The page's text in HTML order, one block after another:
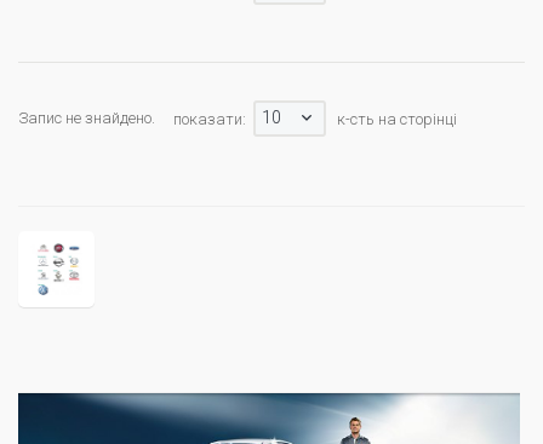
Запис не знайдено. показати: 10 к-сть на сторінці